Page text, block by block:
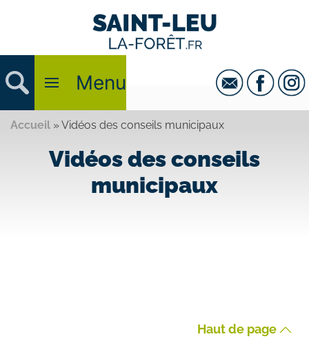
Menu
Accueil »Vidéos des conseils municipaux
Vidéos des conseils
municipaux
Haut de page